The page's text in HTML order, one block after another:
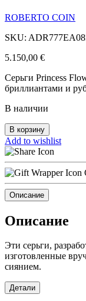
ROBERTO COIN
SKU:
5.150,00 €
Серьги Princess
бриллиантами и
В наличии
В корзину
Add to wishlist
Описание
Описание
Эти серьги,
изготовленные
сиянием.
Детали